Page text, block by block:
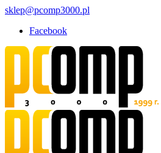
sklep@pcomp3000.pl
Facebook